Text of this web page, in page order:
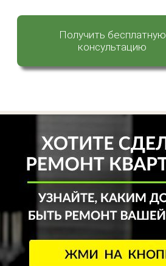
Получить бесплатную
консультацию